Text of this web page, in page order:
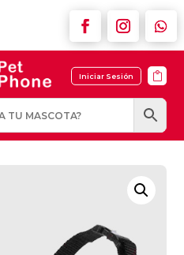
Iniciar Sesión 